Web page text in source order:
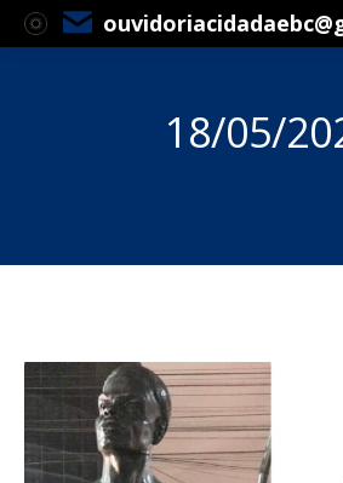
18/05/